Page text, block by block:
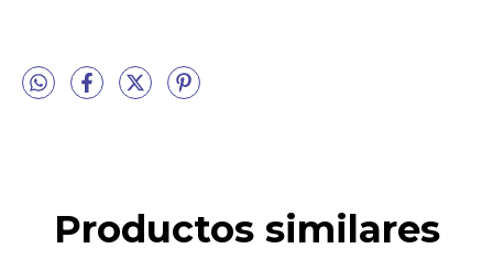
Productos similares